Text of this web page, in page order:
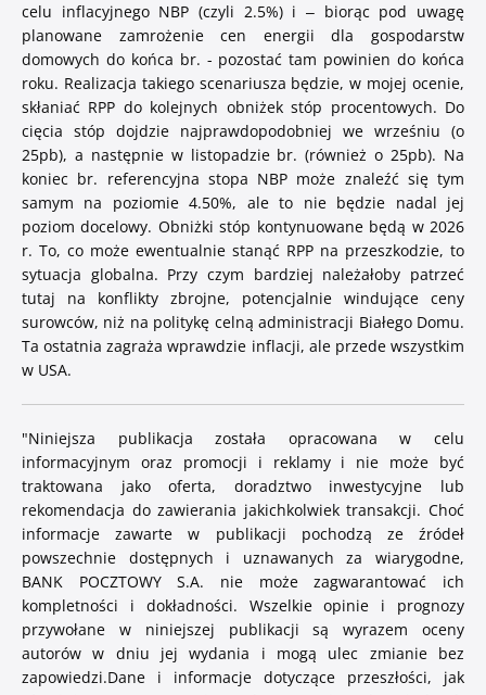
celu inflacyjnego NBP (czyli 2.5%) i – biorąc pod uwagę
planowane zamrożenie cen energii dla gospodarstw
domowych do końca br. - pozostać tam powinien do końca
roku. Realizacja takiego scenariusza będzie, w mojej ocenie,
skłaniać RPP do kolejnych obniżek stóp procentowych. Do
cięcia stóp dojdzie najprawdopodobniej we wrześniu (o
25pb), a następnie w listopadzie br. (również o 25pb). Na
koniec br. referencyjna stopa NBP może znaleźć się tym
samym na poziomie 4.50%, ale to nie będzie nadal jej
poziom docelowy. Obniżki stóp kontynuowane będą w 2026
r. To, co może ewentualnie stanąć RPP na przeszkodzie, to
sytuacja globalna. Przy czym bardziej należałoby patrzeć
tutaj na konflikty zbrojne, potencjalnie windujące ceny
surowców, niż na politykę celną administracji Białego Domu.
Ta ostatnia zagraża wprawdzie inflacji, ale przede wszystkim
w USA.
"Niniejsza publikacja została opracowana w celu
informacyjnym oraz promocji i reklamy i nie może być
traktowana jako oferta, doradztwo inwestycyjne lub
rekomendacja do zawierania jakichkolwiek transakcji. Choć
informacje zawarte w publikacji pochodzą ze źródeł
powszechnie dostępnych i uznawanych za wiarygodne,
BANK POCZTOWY S.A. nie może zagwarantować ich
kompletności i dokładności. Wszelkie opinie i prognozy
przywołane w niniejszej publikacji są wyrazem oceny
autorów w dniu jej wydania i mogą ulec zmianie bez
zapowiedzi.Dane i informacje dotyczące przeszłości, jak